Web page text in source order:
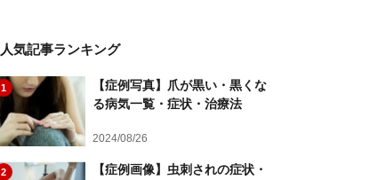
人気記事ランキング
1
【症例写真】爪が黒い・黒くな
る病気一覧・症状・治療法
2024/08/26
2
【症例画像】虫刺されの症状・